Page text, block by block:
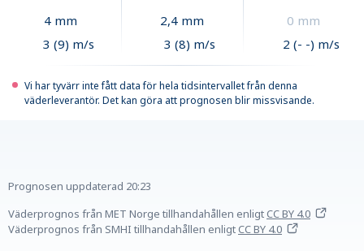
4 mm
3 (9) m/s
2,4 mm
3 (8) m/s
0 mm
2 (- -) m/s
Vi har tyvärr inte fått data för hela tidsintervallet från denna
väderleverantör. Det kan göra att prognosen blir missvisande.
Prognosen uppdaterad 20:23
Väderprognos från MET Norge tillhandahållen enligtCC BY 4.0
Väderprognos från SMHI tillhandahållen enligtCC BY 4.0